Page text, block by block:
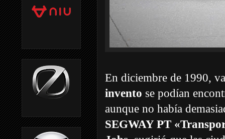
En diciembre de 1990,
invento se podían
aunque no había
SEGWAY PT